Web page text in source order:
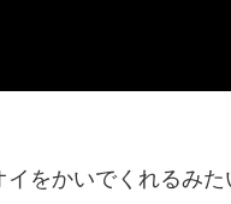
をかいでくれるみ